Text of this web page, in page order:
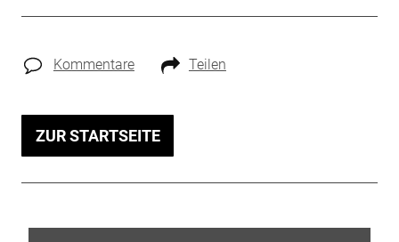
Kommentare Teilen
ZUR STARTSEITE